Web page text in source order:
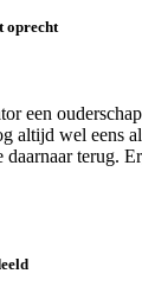
oprecht
een
altijd wel eens
terug.